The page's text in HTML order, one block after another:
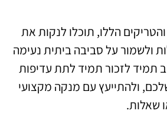
הללו, תוכלו לנקות את
ולשמור על סביבה ביתית נעימה
תמיד לזכור תמיד לתת עדיפות
ולהתייעץ עם מנקה מקצועי
שאלות.